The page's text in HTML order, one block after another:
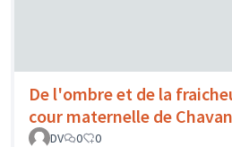
De l'ombre et de la
cour maternelle de
DV
0 0